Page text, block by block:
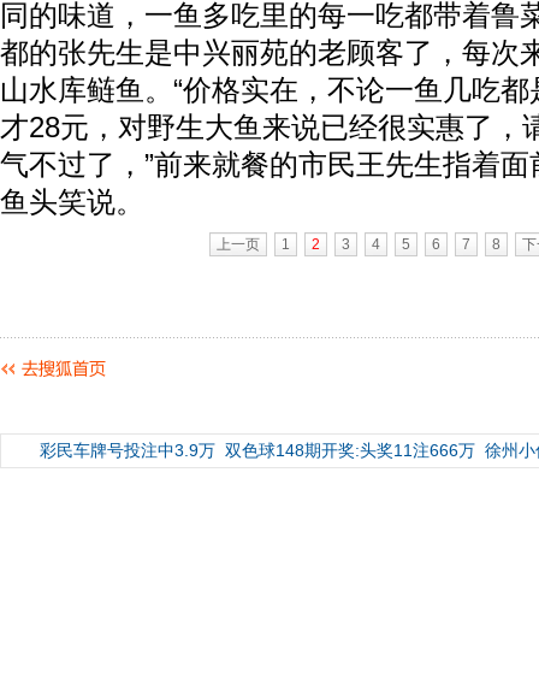
同的味道，一鱼多吃里的每一吃都带着鲁
都的张先生是中兴丽苑的老顾客了，每次
山水库鲢鱼。“价格实在，不论一鱼几吃
才28元，对野生大鱼来说已经很实惠了，
气不过了，”前来就餐的市民王先生指着
鱼头笑说。
上一页 1 2 3 4 5 6 7 8
彩民车牌号投注中3.9万 双色球148期开奖:头奖11注666万 徐州